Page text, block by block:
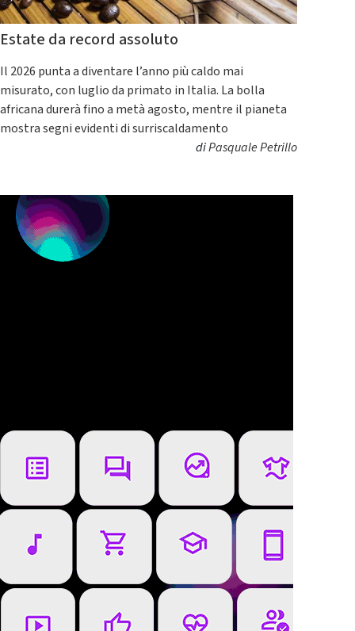
Estate da record assoluto
Il 2026 punta a diventare l’anno più caldo mai
misurato, con luglio da primato in Italia. La bolla
africana durerà fino a metà agosto, mentre il pianeta
mostra segni evidenti di surriscaldamento
diPasquale Petrillo